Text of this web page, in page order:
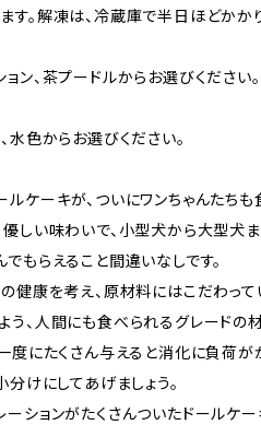
す。解凍は、冷蔵庫で半日ほどかかり
ン、茶プードルからお選びください。
水色からお選びください。
ルケーキが、ついにワンちゃんたちも
優しい味わいで、小型犬から大型犬ま
もらえること間違いなしです。
の健康を考え、原材料にはこだわって
う、人間にも食べられるグレードの
一度にたくさん与えると消化に負荷が
分けにしてあげましょう。
ーションがたくさんついたドールケー